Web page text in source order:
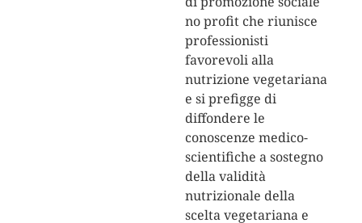
no profit che riunisce
professionisti
favorevoli alla
nutrizione vegetariana
e si prefigge di
diffondere le
conoscenze medico-
scientifiche a sostegno
della validità
nutrizionale della
scelta vegetariana e